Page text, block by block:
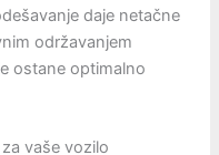
daje netačne
održavanjem
ostane optimalno
vaše vozilo